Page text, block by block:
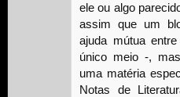
ele ou algo
assim que um
ajuda mútua
único meio -,
uma matéria
Notas de